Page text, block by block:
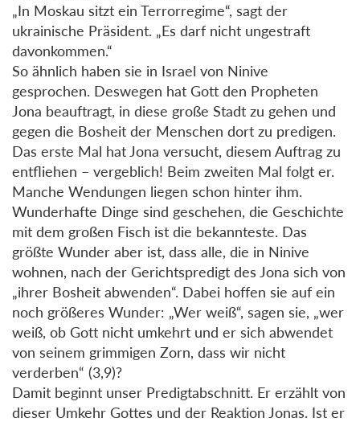
„In Moskau sitzt ein Terrorregime“, sagt der
ukrainische Präsident. „Es darf nicht ungestraft
davonkommen.“
So ähnlich haben sie in Israel von Ninive
gesprochen. Deswegen hat Gott den Propheten
Jona beauftragt, in diese große Stadt zu gehen und
gegen die Bosheit der Menschen dort zu predigen.
Das erste Mal hat Jona versucht, diesem Auftrag zu
entfliehen – vergeblich! Beim zweiten Mal folgt er.
Manche Wendungen liegen schon hinter ihm.
Wunderhafte Dinge sind geschehen, die Geschichte
mit dem großen Fisch ist die bekannteste. Das
größte Wunder aber ist, dass alle, die in Ninive
wohnen, nach der Gerichtspredigt des Jona sich von
„ihrer Bosheit abwenden“. Dabei hoffen sie auf ein
noch größeres Wunder: „Wer weiß“, sagen sie, „wer
weiß, ob Gott nicht umkehrt und er sich abwendet
von seinem grimmigen Zorn, dass wir nicht
verderben“ (3,9)?
Damit beginnt unser Predigtabschnitt. Er erzählt von
dieser Umkehr Gottes und der Reaktion Jonas. Ist er